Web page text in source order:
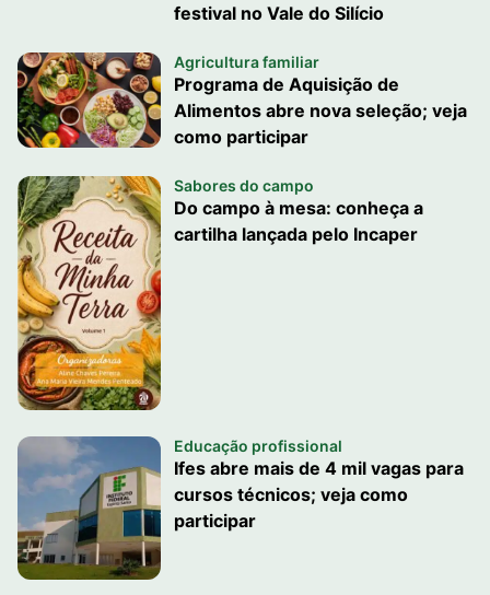
festival no Vale do Silício
Agricultura familiar
Programa de Aquisição de
Alimentos abre nova seleção; veja
como participar
Sabores do campo
Do campo à mesa: conheça a
cartilha lançada pelo Incaper
Educação profissional
Ifes abre mais de 4 mil vagas para
cursos técnicos; veja como
participar